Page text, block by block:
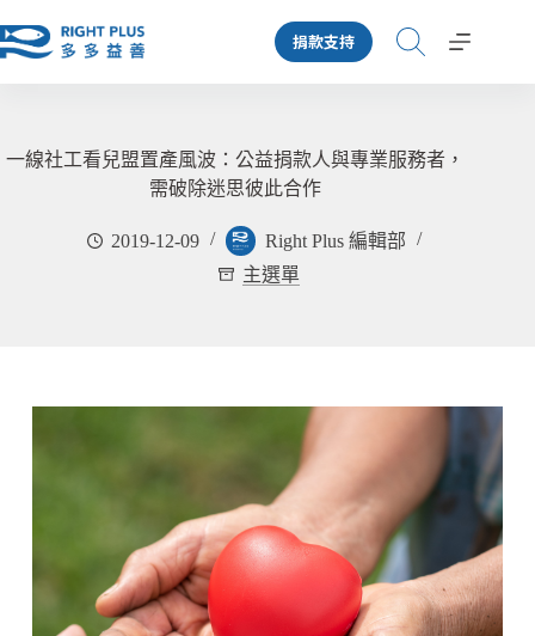
至
容
捐款支持
一線社工看兒盟置產風波：公益捐款人與專業服務者，
需破除迷思彼此合作
2019-12-09
Right Plus 編輯部
主選單